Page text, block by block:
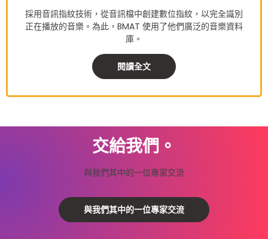
採用音訊指紋技術，從音訊檔中創建數位指紋，以完全識別
正在播放的音樂。為此，BMAT 使用了他們廣泛的音樂資料
庫。
閱讀全文
交給我們。
與我們其中的一位專家交流
與我們其中的一位專家交流